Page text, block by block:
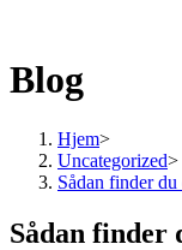
Blog
Hjem>
Uncategorized>
Sådan finder
Sådan finder